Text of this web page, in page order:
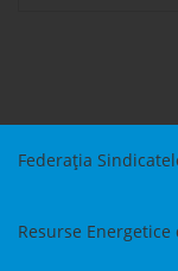
Federația
Resurse